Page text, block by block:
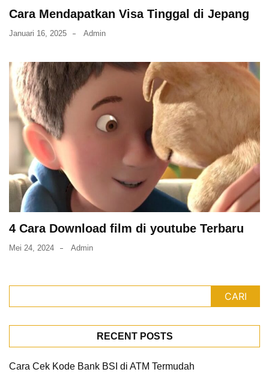
Cara Mendapatkan Visa Tinggal di Jepang
Januari 16, 2025 Admin
4 Cara Download film di youtube Terbaru
Mei 24, 2024 Admin
CARI
RECENT POSTS
Cara Cek Kode Bank BSI di ATM Termudah